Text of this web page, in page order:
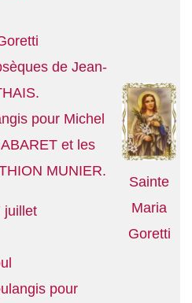
de Jean-
pour Michel
et les
MUNIER.
juillet
pour
Sainte
Maria
Goretti